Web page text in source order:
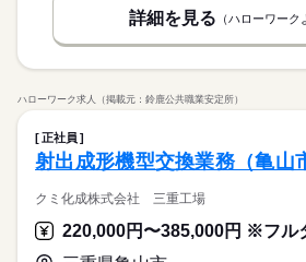
詳細を見る （ハローワーク
ハローワーク求人（掲載元：鈴鹿公共職業安定所）
正社員
射出成形機型交換業務（亀山
クミ化成株式会社 三重工場